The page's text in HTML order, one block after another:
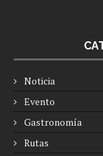
Noticia
Evento
Gastronomía
Rutas